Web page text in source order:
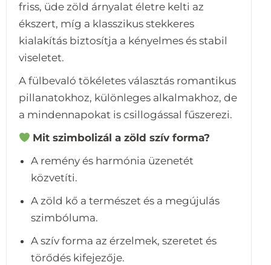
friss, üde zöld árnyalat életre kelti az
ékszert, míg a klasszikus stekkeres
kialakítás biztosítja a kényelmes és stabil
viseletet.
A fülbevaló tökéletes választás romantikus
pillanatokhoz, különleges alkalmakhoz, de
a mindennapokat is csillogással fűszerezi.
Mit szimbolizál a zöld szív forma?
A remény és harmónia üzenetét
közvetíti.
A zöld kő a természet és a megújulás
szimbóluma.
A szív forma az érzelmek, szeretet és
törődés kifejezője.